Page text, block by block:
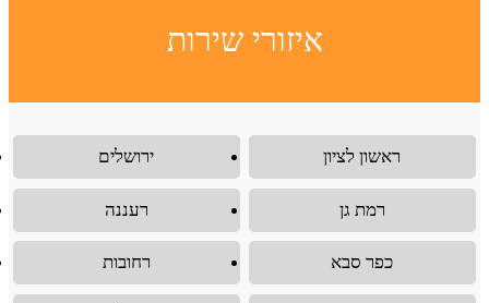
איזורי שירות
ירושלים ראשון לציון
רעננה רמת גן
רחובות כפר סבא